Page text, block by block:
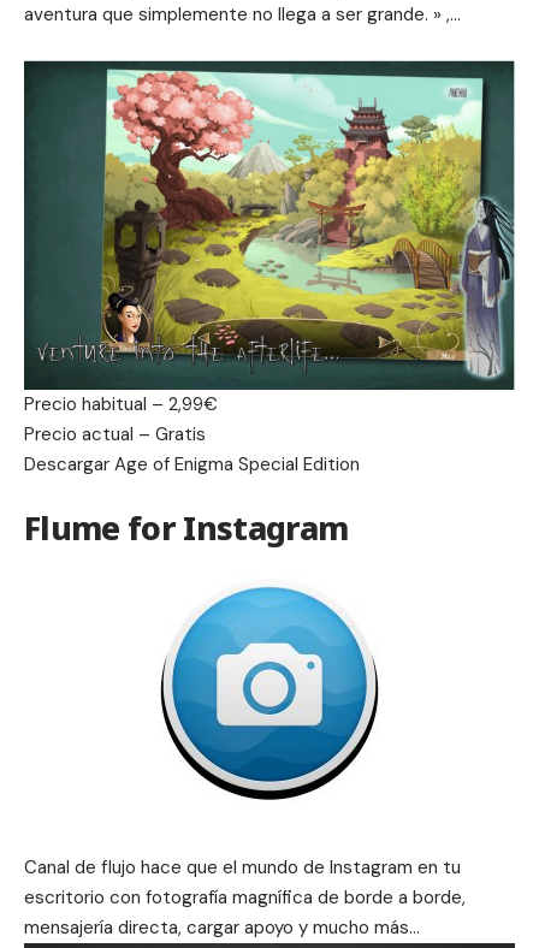
aventura que simplemente no llega a ser grande. » ,…
Precio habitual – 2,99€
Precio actual – Gratis
Descargar Age of Enigma Special Edition
Flume for Instagram
Canal de flujo hace que el mundo de Instagram en tu
escritorio con fotografía magnífica de borde a borde,
mensajería directa, cargar apoyo y mucho más…